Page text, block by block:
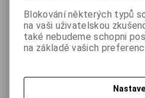
Blokování některých typů
na vaši uživatelskou
také nebudeme schopni
na základě vašich